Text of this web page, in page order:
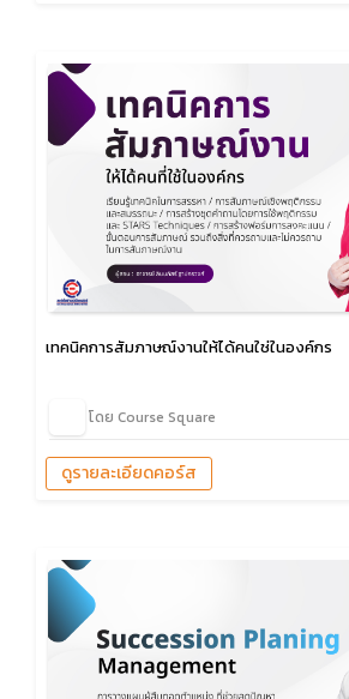
เทคนิคการสัมภาษณ์งานให้ได้คนใช่ในองค์กร
โดย Course Square
ดูรายละเอียดคอร์ส